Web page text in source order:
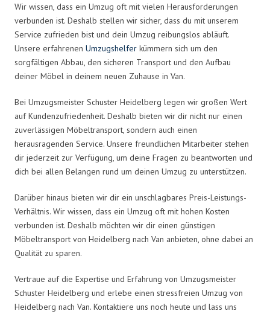
Wir wissen, dass ein Umzug oft mit vielen Herausforderungen
verbunden ist. Deshalb stellen wir sicher, dass du mit unserem
Service zufrieden bist und dein Umzug reibungslos abläuft.
Unsere erfahrenen Umzugshelfer kümmern sich um den
sorgfältigen Abbau, den sicheren Transport und den Aufbau
deiner Möbel in deinem neuen Zuhause in Van.
Bei Umzugsmeister Schuster Heidelberg legen wir großen Wert
auf Kundenzufriedenheit. Deshalb bieten wir dir nicht nur einen
zuverlässigen Möbeltransport, sondern auch einen
herausragenden Service. Unsere freundlichen Mitarbeiter stehen
dir jederzeit zur Verfügung, um deine Fragen zu beantworten und
dich bei allen Belangen rund um deinen Umzug zu unterstützen.
Darüber hinaus bieten wir dir ein unschlagbares Preis-Leistungs-
Verhältnis. Wir wissen, dass ein Umzug oft mit hohen Kosten
verbunden ist. Deshalb möchten wir dir einen günstigen
Möbeltransport von Heidelberg nach Van anbieten, ohne dabei an
Qualität zu sparen.
Vertraue auf die Expertise und Erfahrung von Umzugsmeister
Schuster Heidelberg und erlebe einen stressfreien Umzug von
Heidelberg nach Van. Kontaktiere uns noch heute und lass uns